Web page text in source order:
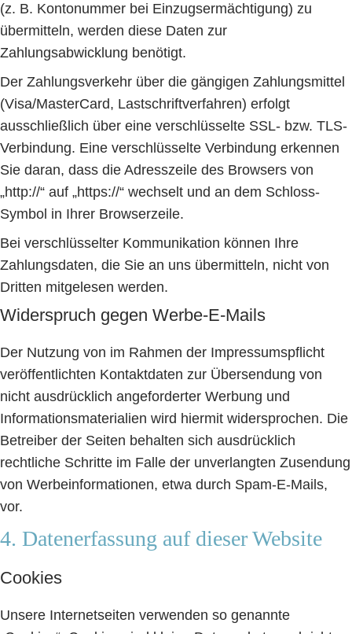
(z. B. Kontonummer bei Einzugsermächtigung) zu
übermitteln, werden diese Daten zur
Zahlungsabwicklung benötigt.
Der Zahlungsverkehr über die gängigen Zahlungsmittel
(Visa/MasterCard, Lastschriftverfahren) erfolgt
ausschließlich über eine verschlüsselte SSL- bzw. TLS-
Verbindung. Eine verschlüsselte Verbindung erkennen
Sie daran, dass die Adresszeile des Browsers von
„http://“ auf „https://“ wechselt und an dem Schloss-
Symbol in Ihrer Browserzeile.
Bei verschlüsselter Kommunikation können Ihre
Zahlungsdaten, die Sie an uns übermitteln, nicht von
Dritten mitgelesen werden.
Widerspruch gegen Werbe-E-Mails
Der Nutzung von im Rahmen der Impressumspflicht
veröffentlichten Kontaktdaten zur Übersendung von
nicht ausdrücklich angeforderter Werbung und
Informationsmaterialien wird hiermit widersprochen. Die
Betreiber der Seiten behalten sich ausdrücklich
rechtliche Schritte im Falle der unverlangten Zusendung
von Werbeinformationen, etwa durch Spam-E-Mails,
vor.
4. Datenerfassung auf dieser Website
Cookies
Unsere Internetseiten verwenden so genannte